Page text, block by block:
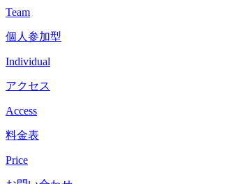
Team
個人参加型
Individual
アクセス
Access
料金表
Price